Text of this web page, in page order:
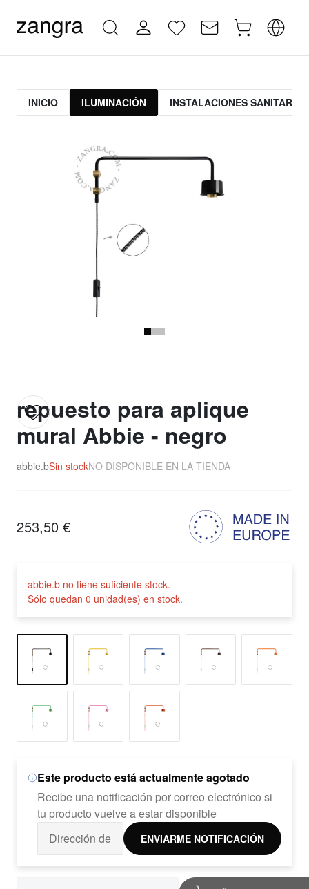
INICIO ILUMINACIÓN INSTALACIONES SANITARIAS
repuesto para aplique
mural Abbie - negro
abbie.bSin stockNO DISPONIBLE EN LA TIENDA
253,50 €
abbie.b no tiene suficiente stock.
Sólo quedan 0 unidad(es) en stock.
Este producto está actualmente agotado
Recibe una notificación por correo electrónico si
tu producto vuelve a estar disponible
ENVIARME NOTIFICACIÓN